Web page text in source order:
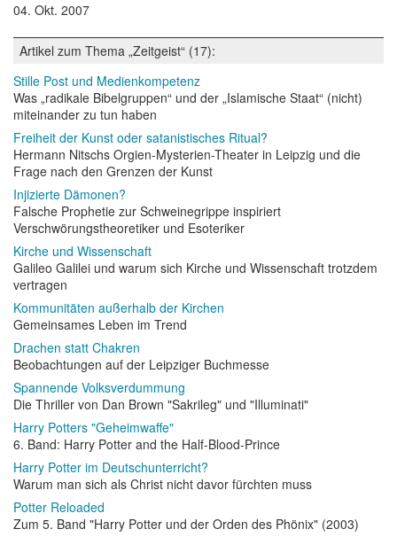
04. Okt. 2007
Artikel zum Thema „Zeitgeist“ (17):
Stille Post und Medienkompetenz
Was „radikale Bibelgruppen“ und der „Islamische Staat“ (nicht)
miteinander zu tun haben
Freiheit der Kunst oder satanistisches Ritual?
Hermann Nitschs Orgien-Mysterien-Theater in Leipzig und die
Frage nach den Grenzen der Kunst
Injizierte Dämonen?
Falsche Prophetie zur Schweinegrippe inspiriert
Verschwörungstheoretiker und Esoteriker
Kirche und Wissenschaft
Galileo Galilei und warum sich Kirche und Wissenschaft trotzdem
vertragen
Kommunitäten außerhalb der Kirchen
Gemeinsames Leben im Trend
Drachen statt Chakren
Beobachtungen auf der Leipziger Buchmesse
Spannende Volksverdummung
Die Thriller von Dan Brown "Sakrileg" und "Illuminati"
Harry Potters "Geheimwaffe"
6. Band: Harry Potter and the Half-Blood-Prince
Harry Potter im Deutschunterricht?
Warum man sich als Christ nicht davor fürchten muss
Potter Reloaded
Zum 5. Band "Harry Potter und der Orden des Phönix" (2003)